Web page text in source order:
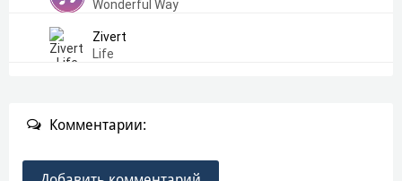
Wonderful Way
Zivert
Life
Комментарии: